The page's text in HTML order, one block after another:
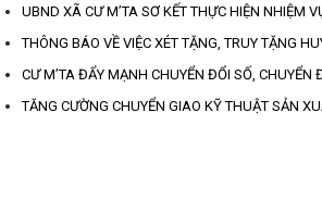
UBND XÃ CƯ M’TA SƠ KẾT THỰC HIỆN NHIỆM
THÔNG BÁO VỀ VIỆC XÉT TẶNG, TRUY TẶNG
CƯ M’TA ĐẨY MẠNH CHUYỂN ĐỔI SỐ,
TĂNG CƯỜNG CHUYỂN GIAO KỸ THUẬT SẢN